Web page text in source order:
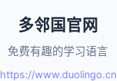
多邻国官网
免费有趣的学习语言
https://www.duolingo.cn